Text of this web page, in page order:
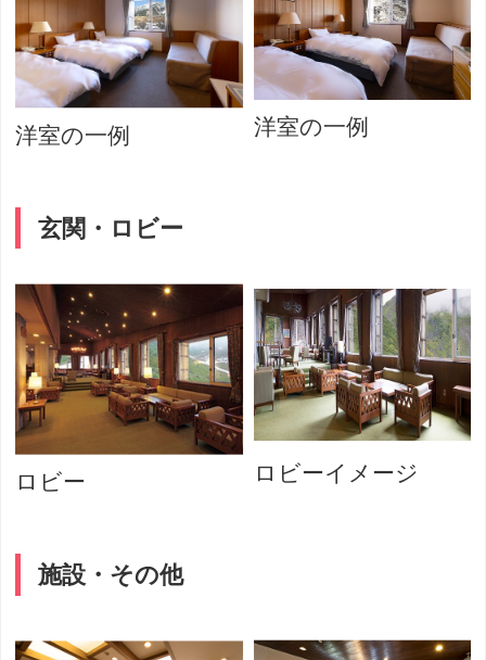
洋室の一例 洋室の一例
玄関・ロビー
ロビー ロビーイメージ
施設・その他